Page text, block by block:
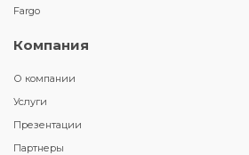
Fargo
Компания
О компании
Услуги
Презентации
Партнеры